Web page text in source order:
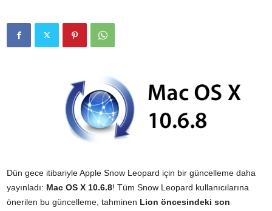
Dün gece itibariyle Apple Snow Leopard için bir güncelleme daha
yayınladı: Mac OS X 10.6.8! Tüm Snow Leopard kullanıcılarına
önerilen bu güncelleme, tahminen Lion öncesindeki son